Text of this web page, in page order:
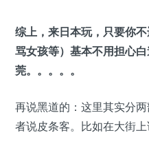
综上，来日本玩，只要你
骂女孩等）基本不用担心
莞。。。。。
再说黑道的：这里其实分
者说皮条客。比如在大街上